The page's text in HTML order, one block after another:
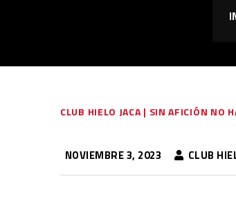
CLUB HIELO JACA | SIN AFICIÓN NO
NOVIEMBRE 3, 2023 CLUB